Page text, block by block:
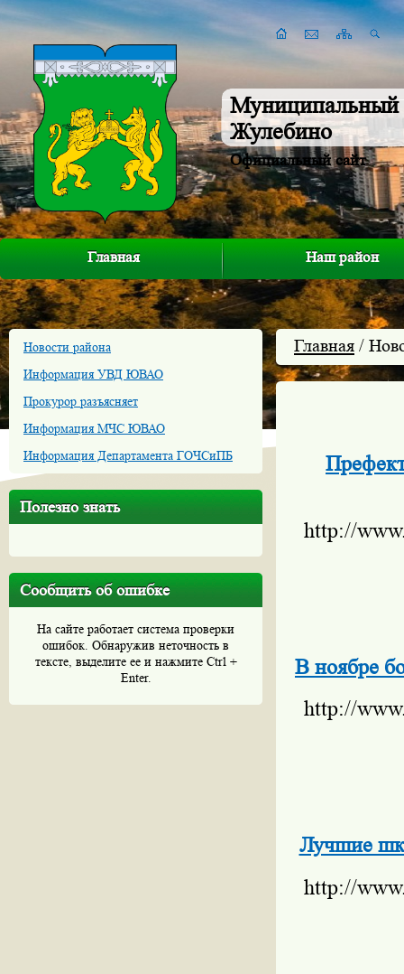
Муниципальный
Жулебино
Официальный сайт
Главная Наш район
Новости района
Информация УВД ЮВАО
Прокурор разъясняет
Информация МЧС ЮВАО
Информация Департамента ГОЧСиПБ
Полезно знать
Сообщить об ошибке
На сайте работает система проверки
ошибок. Обнаружив неточность в
тексте, выделите ее и нажмите Ctrl +
Enter.
Главная /
http://
В ноябре
http://
Лучшие
http://